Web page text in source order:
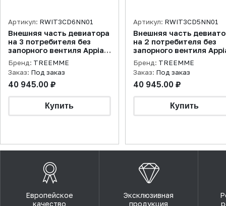
Артикул: RWIT3CD6NN01
Внешняя часть девиатора
на 3 потребителя без
запорного вентиля Appia,
черный матовый
Бренд: TREEMME
Заказ: Под заказ
40 945.00 ₽
Артикул: RWIT3CD5NN01
Внешняя часть
на 2 потребителя без
запорного вентиля
черный матовый
Бренд: TREEMME
Заказ: Под заказ
40 945.00 ₽
Европейское
качество
Эксклюзивная
продукция